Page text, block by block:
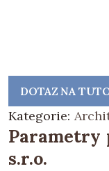
DOTAZ NA
Kategorie:
Parametry
s.r.o.